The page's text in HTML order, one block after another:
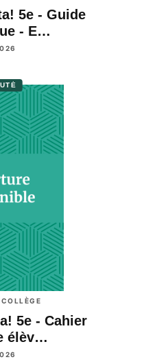
5e - Guide
- E…
5e - Cahier
élèv…